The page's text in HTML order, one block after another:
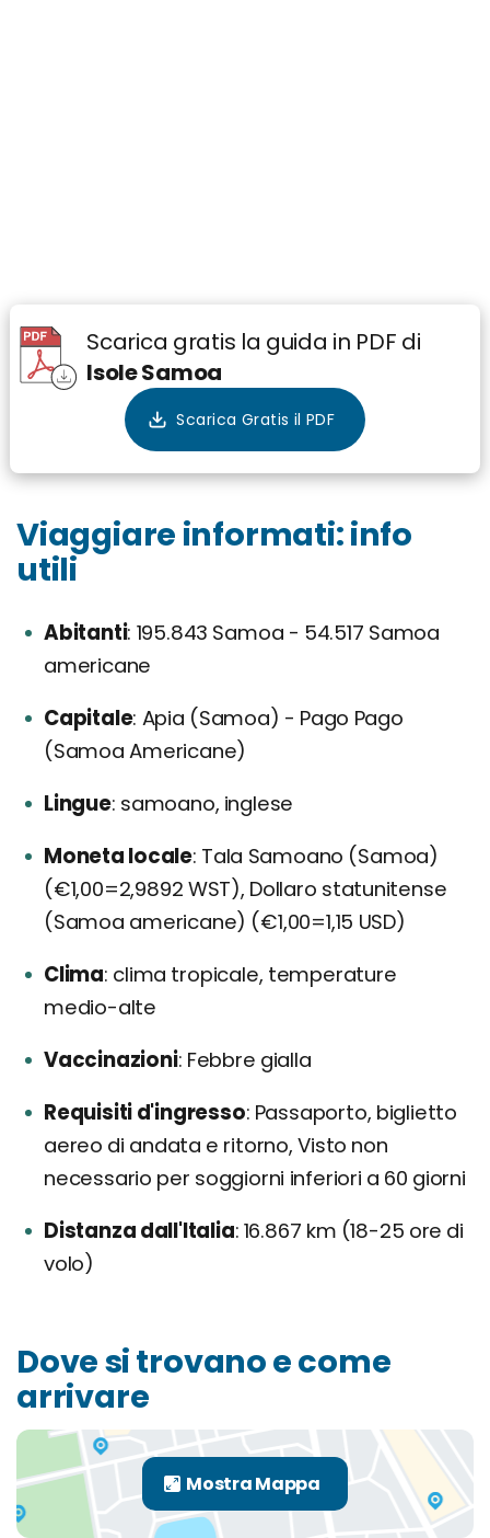
Scarica gratis la guida in PDF di
Isole Samoa
Viaggiare informati: info
utili
Abitanti 195.843 Samoa - 54.517 Samoa
americane
Capitale Apia (Samoa) - Pago Pago
(Samoa Americane)
Lingue samoano, inglese
Moneta locale Tala Samoano (Samoa)
(€1,00=2,9892 WST), Dollaro statunitense
(Samoa americane) (€1,00=1,15 USD)
Clima clima tropicale, temperature
medio-alte
Vaccinazioni Febbre gialla
Requisiti d'ingresso Passaporto, biglietto
aereo di andata e ritorno, Visto non
necessario per soggiorni inferiori a 60 giorni
Distanza dall'Italia 16.867 km (18-25 ore di
volo)
Dove si trovano e come
arrivare